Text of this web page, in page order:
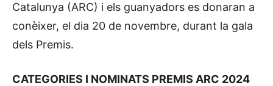
Catalunya (ARC) i els guanyadors es donaran a
conèixer, el dia 20 de novembre, durant la gala
dels Premis.
CATEGORIES I NOMINATS PREMIS ARC 2024